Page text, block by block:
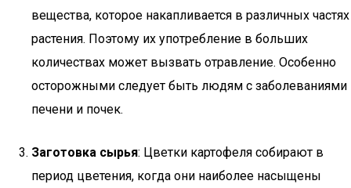
вещества, которое накапливается в различных частях
растения. Поэтому их употребление в больших
количествах может вызвать отравление. Особенно
осторожными следует быть людям с заболеваниями
печени и почек.
Заготовка сырья: Цветки картофеля собирают в
период цветения, когда они наиболее насыщены